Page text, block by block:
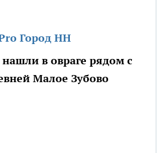
Город НН
в овраге рядом с
Малое Зубово